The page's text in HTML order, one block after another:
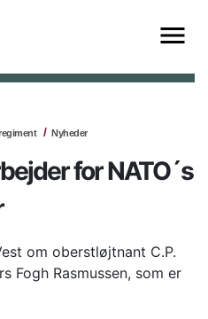
Nyheder
for NATO´s
om oberstløjtnant C.P.
Fogh Rasmussen, som er